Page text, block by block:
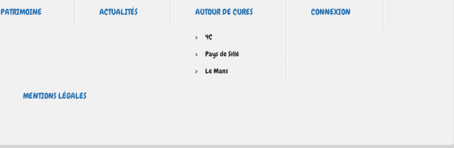
PATRIMOINE ACTUALITÉS AUTOUR DE CURES
4C
Pays de Sillé
Le Mans
CONNEXION
MENTIONS LÉGALES